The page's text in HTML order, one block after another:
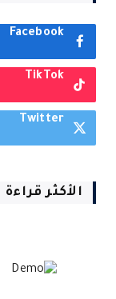
Facebook
TikTok
Twitter
الأكثر قراءة